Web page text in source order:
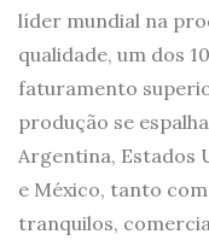
líder mundial na
qualidade, um dos
faturamento
produção se
Argentina, Estados
e México, tanto
tranquilos,